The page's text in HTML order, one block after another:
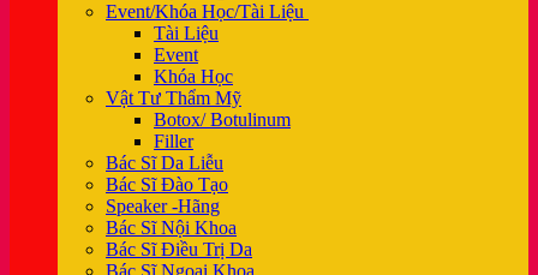
Event/Khóa Học/Tài Liệu
Tài Liệu
Event
Khóa Học
Vật Tư Thẩm Mỹ
Botox/ Botulinum
Filler
Bác Sĩ Da Liễu
Bác Sĩ Đào Tạo
Speaker -Hãng
Bác Sĩ Nội Khoa
Bác Sĩ Điều Trị Da
Bác Sĩ Ngoại Khoa